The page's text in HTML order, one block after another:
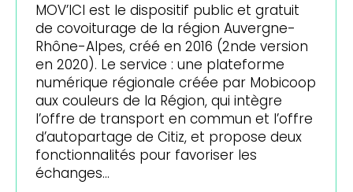
MOV’ICI est le dispositif public et gratuit
de covoiturage de la région Auvergne-
Rhône-Alpes, créé en 2016 (2nde version
en 2020). Le service : une plateforme
numérique régionale créée par Mobicoop
aux couleurs de la Région, qui intègre
l’offre de transport en commun et l’offre
d’autopartage de Citiz, et propose deux
fonctionnalités pour favoriser les
échanges…